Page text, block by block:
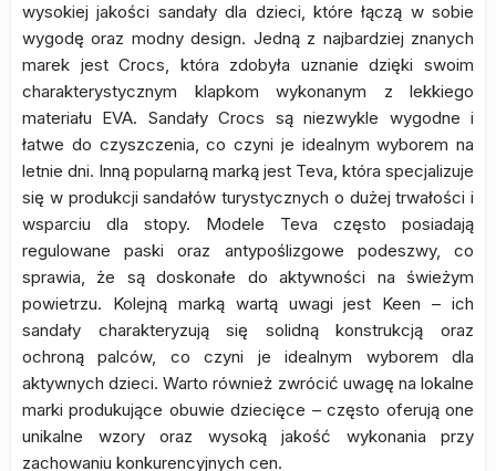
wysokiej jakości sandały dla dzieci, które łączą w sobie
wygodę oraz modny design. Jedną z najbardziej znanych
marek jest Crocs, która zdobyła uznanie dzięki swoim
charakterystycznym klapkom wykonanym z lekkiego
materiału EVA. Sandały Crocs są niezwykle wygodne i
łatwe do czyszczenia, co czyni je idealnym wyborem na
letnie dni. Inną popularną marką jest Teva, która specjalizuje
się w produkcji sandałów turystycznych o dużej trwałości i
wsparciu dla stopy. Modele Teva często posiadają
regulowane paski oraz antypoślizgowe podeszwy, co
sprawia, że są doskonałe do aktywności na świeżym
powietrzu. Kolejną marką wartą uwagi jest Keen – ich
sandały charakteryzują się solidną konstrukcją oraz
ochroną palców, co czyni je idealnym wyborem dla
aktywnych dzieci. Warto również zwrócić uwagę na lokalne
marki produkujące obuwie dziecięce – często oferują one
unikalne wzory oraz wysoką jakość wykonania przy
zachowaniu konkurencyjnych cen.